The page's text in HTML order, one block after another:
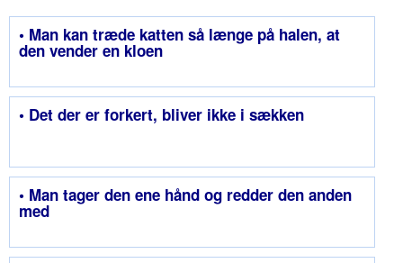
• Man kan træde katten så længe på halen, at
den vender en kloen
• Det der er forkert, bliver ikke i sækken
• Man tager den ene hånd og redder den anden
med